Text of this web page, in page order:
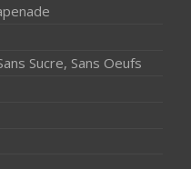
Sucre, Sans Oeufs